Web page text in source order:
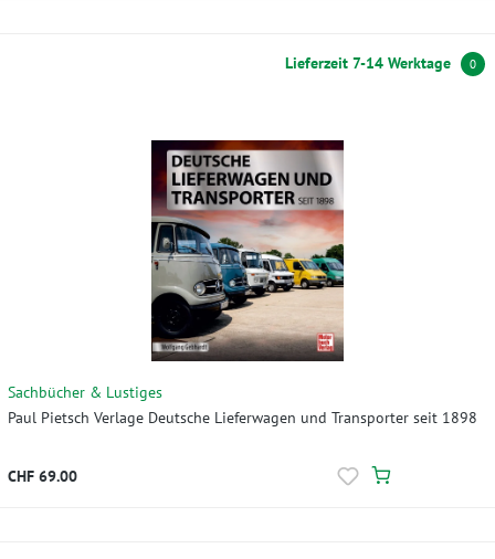
Lieferzeit 7-14 Werktage 0
Sachbücher & Lustiges
Paul Pietsch Verlage Deutsche Lieferwagen und Transporter seit 1898
CHF 69.00